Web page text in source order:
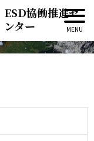
ESD協働推進セ
ンター
ﾝｹﾞﾝ